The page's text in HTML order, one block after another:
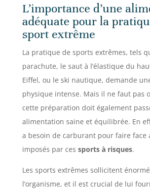
L’importance d’une
adéquate pour la
sport extrême
La pratique de sports extrêmes, tels
parachute, le saut à l’élastique du
Eiffel, ou le ski nautique, demande
physique intense. Mais il ne faut pas
cette préparation doit également
alimentation saine et équilibrée. En
a besoin de carburant pour faire face
imposés par ces sports à risques.
Les sports extrêmes sollicitent
l’organisme, et il est crucial de lui